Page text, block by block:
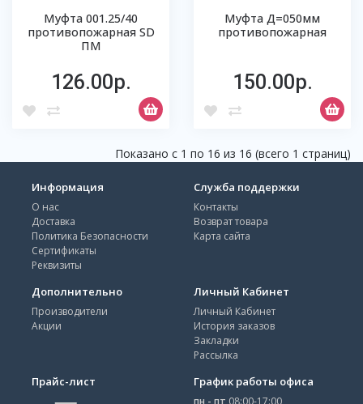
Муфта 001.25/40
противопожарная SD
ПМ
126.00р.
Муфта Д=050мм
противопожарная
150.00р.
Показано с 1 по 16 из 16 (всего 1 страниц)
Информация
О нас
Доставка
Политика Безопасности
Сертификаты
Реквизиты
Служба поддержки
Контакты
Возврат товара
Карта сайта
Дополнительно
Производители
Акции
Личный Кабинет
Личный Кабинет
История заказов
Закладки
Рассылка
Прайс-лист График работы офиса
пн - пт 08:00-17:00